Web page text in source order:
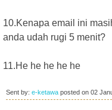
10.Kenapa email ini
anda udah rugi 5 menit?
11.He he he he he
Sent by: e-ketawa posted on 02